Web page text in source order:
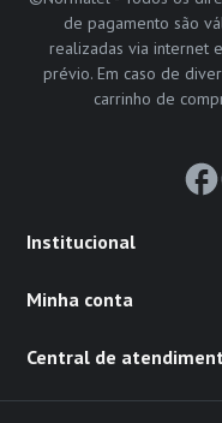
de pagamento são
realizadas via internet
prévio. Em caso de
carrinho de
Institucional
Minha conta
Central de